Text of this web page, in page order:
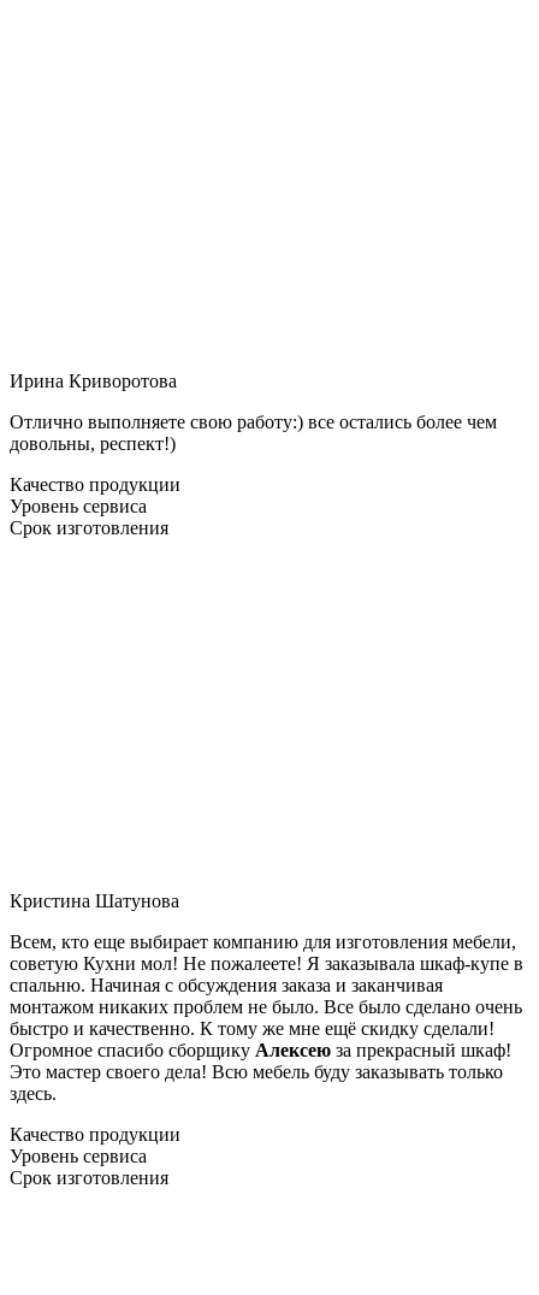
Ирина Криворотова
Отлично выполняете свою работу:) все остались более чем
довольны, респект!)
Качество продукции
Уровень сервиса
Срок изготовления
Кристина Шатунова
Всем, кто еще выбирает компанию для изготовления мебели,
советую Кухни мол! Не пожалеете! Я заказывала шкаф-купе в
спальню. Начиная с обсуждения заказа и заканчивая
монтажом никаких проблем не было. Все было сделано очень
быстро и качественно. К тому же мне ещё скидку сделали!
Огромное спасибо сборщику Алексею за прекрасный шкаф!
Это мастер своего дела! Всю мебель буду заказывать только
здесь.
Качество продукции
Уровень сервиса
Срок изготовления